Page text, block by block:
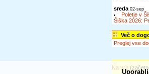
sreda 02-sep
Poletje v
Šiška 2026:
Več o
Preglej vse
Na vrh